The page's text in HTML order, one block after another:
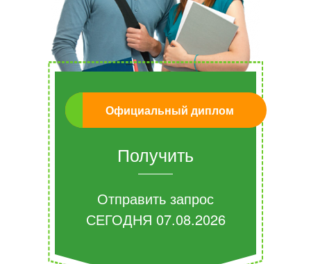
Официальный диплом
Получить
Отправить запрос
СЕГОДНЯ 07.08.2026